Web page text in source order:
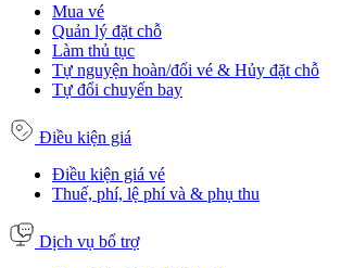
Mua vé
Quản lý đặt chỗ
Làm thủ tục
Tự nguyện hoàn/đổi vé & Hủy đặt chỗ
Tự đổi chuyến bay
Điều kiện giá
Điều kiện giá vé
Thuế, phí, lệ phí và & phụ thu
Dịch vụ bổ trợ